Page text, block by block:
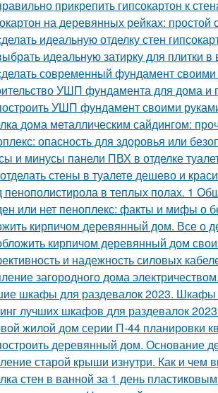
прикрепить гипсокартон к
на деревянных рейках:
идеальную отделку стен
идеальную затирку для плитки
современный фундамент
УШП фундамента для дома и
УШП фундамент своими
дома металлическим сайдингом:
опасность для здоровья или
и минусы панели ПВХ в отделке
стены в туалете дешево и
пенополистирола в теплых полах. 1
или нет пеноплекс: факты и мифы о
кирпичом деревянный дом. Все о
кирпичом деревянный дом
и надежность силовых
загородного дома
шкафы для раздевалок 2023. Шкафы
лучших шкафов для раздевалок
жилой дом серии П-44 планировки
деревянный дом. Основание
старой крыши изнутри. Как и чем
стен в ванной за 1 день